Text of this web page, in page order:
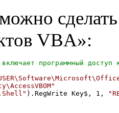
VBA»:
).RegWrite Key$, 1,